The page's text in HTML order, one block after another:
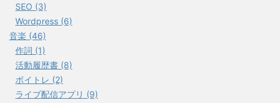
SEO (3)
Wordpress (6)
音楽 (46)
作詞 (1)
活動履歴書 (8)
ボイトレ (2)
ライブ配信アプリ (9)